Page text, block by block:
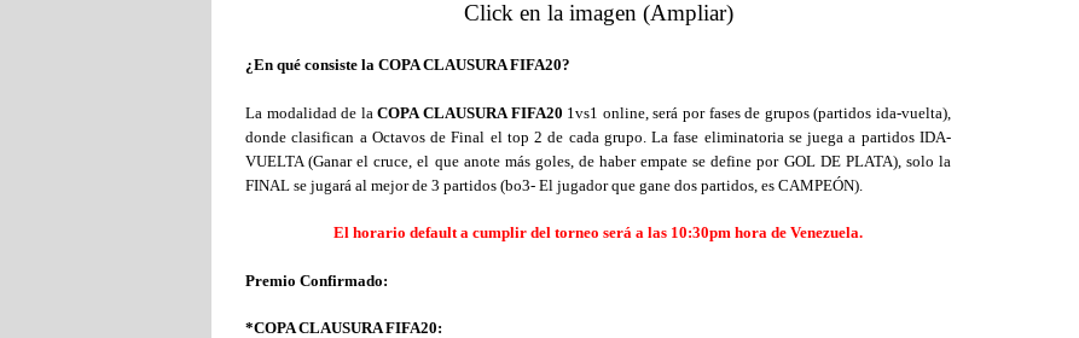
Click en la imagen (Ampliar)
¿En qué consiste la COPA CLAUSURA FIFA20?
La modalidad de laCOPA CLAUSURA FIFA20 1vs1 online, será por fases de grupos (partidos ida-vuelta),
donde clasifican a Octavos de Final el top 2 de cada grupo. La fase eliminatoria se juega a partidos IDA-
VUELTA (Ganar el cruce, el que anote más goles, de haber empate se define por GOL DE PLATA), solo la
FINAL se jugará al mejor de 3 partidos (bo3- El jugador que gane dos partidos, es CAMPEÓN).
El horario default a cumplir del torneo será a las 10:30pm hora de Venezuela.
Premio Confirmado:
*COPA CLAUSURA FIFA20: